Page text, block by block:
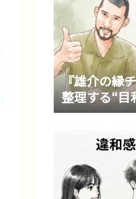
『雄介の縁
整理する“目